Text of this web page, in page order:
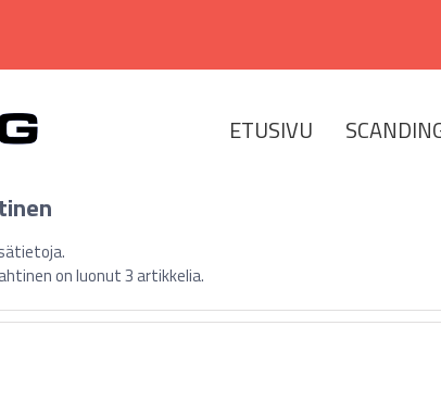
Etsi
ETUSIVU
on luonut 3 artikkelia.